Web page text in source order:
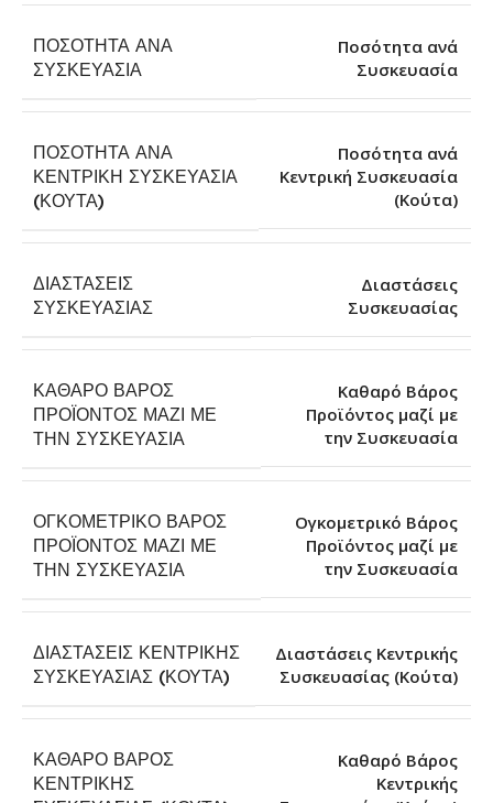
ΠΟΣΌΤΗΤΑ ΑΝΆ
ΣΥΣΚΕΥΑΣΊΑ
Ποσότητα ανά
Συσκευασία
ΠΟΣΌΤΗΤΑ ΑΝΆ
ΚΕΝΤΡΙΚΉ ΣΥΣΚΕΥΑΣΊΑ
(ΚΟΎΤΑ)
Ποσότητα ανά
Κεντρική Συσκευασία
(Κούτα)
ΔΙΑΣΤΆΣΕΙΣ
ΣΥΣΚΕΥΑΣΊΑΣ
Διαστάσεις
Συσκευασίας
ΚΑΘΑΡΌ ΒΆΡΟΣ
ΠΡΟΪΌΝΤΟΣ ΜΑΖΊ ΜΕ
ΤΗΝ ΣΥΣΚΕΥΑΣΊΑ
Καθαρό Βάρος
Προϊόντος μαζί με
την Συσκευασία
ΟΓΚΟΜΕΤΡΙΚΌ ΒΆΡΟΣ
ΠΡΟΪΌΝΤΟΣ ΜΑΖΊ ΜΕ
ΤΗΝ ΣΥΣΚΕΥΑΣΊΑ
Ογκομετρικό Βάρος
Προϊόντος μαζί με
την Συσκευασία
ΔΙΑΣΤΆΣΕΙΣ ΚΕΝΤΡΙΚΉΣ
ΣΥΣΚΕΥΑΣΊΑΣ (ΚΟΎΤΑ)
Διαστάσεις Κεντρικής
Συσκευασίας (Κούτα)
ΚΑΘΑΡΌ ΒΆΡΟΣ
ΚΕΝΤΡΙΚΉΣ
Καθαρό Βάρος
Κεντρικής